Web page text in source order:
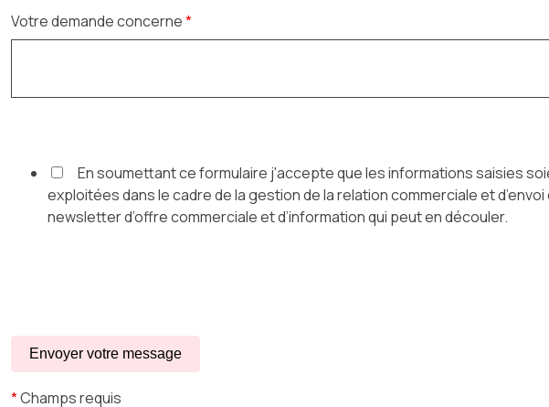
Votre demande concerne*
En soumettant ce formulaire j'accepte que les informations saisies
exploitées dans le cadre de la gestion de la relation commerciale et d’envoi
newsletter d’offre commerciale et d’information qui peut en découler.
*Champs requis